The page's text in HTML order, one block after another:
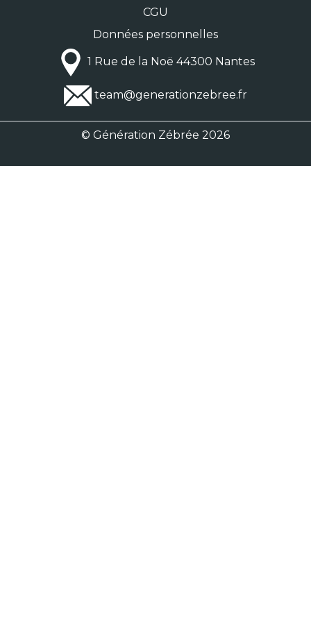
CGU
Données personnelles
1 Rue de la Noë 44300 Nantes
team@generationzebree.fr
© Génération Zébrée 2026